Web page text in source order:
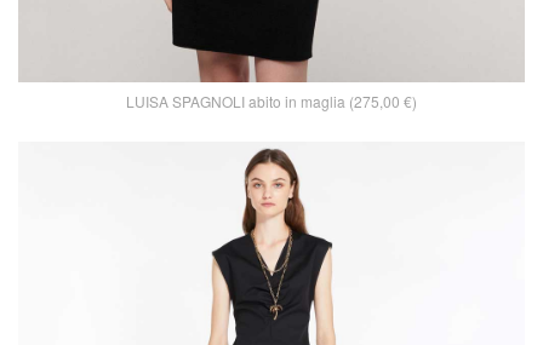
LUISA SPAGNOLI abito in maglia (275,00 €)